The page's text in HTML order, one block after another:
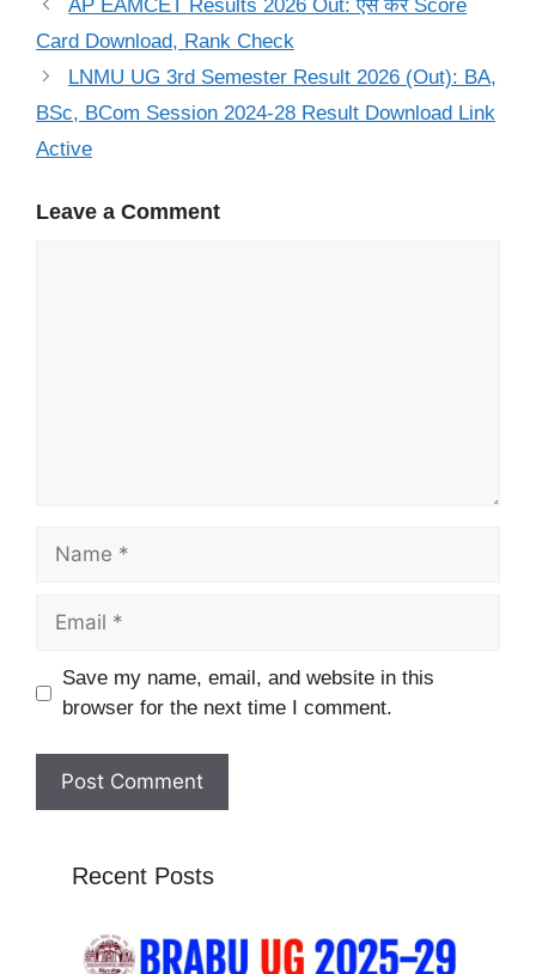
AP EAMCET Results 2026 Out: ऐसे करें Score
Card Download, Rank Check
LNMU UG 3rd Semester Result 2026 (Out): BA,
BSc, BCom Session 2024-28 Result Download Link
Active
Leave a Comment
Name
Email
Website
Save my name, email, and website in this
browser for the next time I comment.
Recent Posts